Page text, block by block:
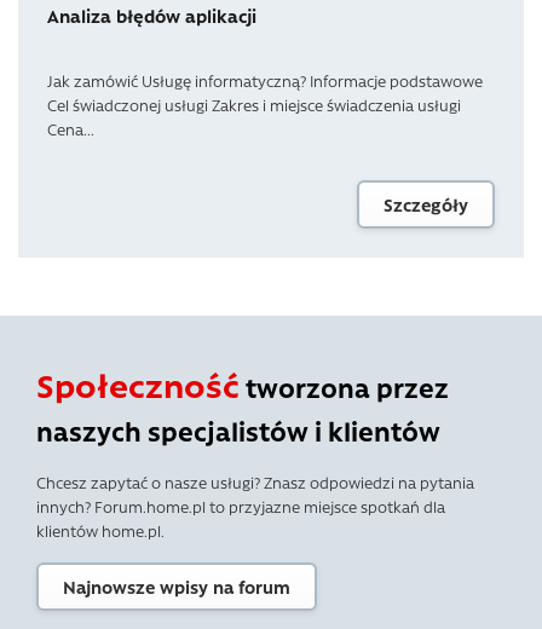
Analiza błędów aplikacji
Jak zamówić Usługę informatyczną? Informacje podstawowe
Cel świadczonej usługi Zakres i miejsce świadczenia usługi
Cena...
Szczegóły
Społeczność tworzona przez
naszych specjalistów i klientów
Chcesz zapytać o nasze usługi? Znasz odpowiedzi na pytania
innych? Forum.home.pl to przyjazne miejsce spotkań dla
klientów home.pl.
Najnowsze wpisy na forum